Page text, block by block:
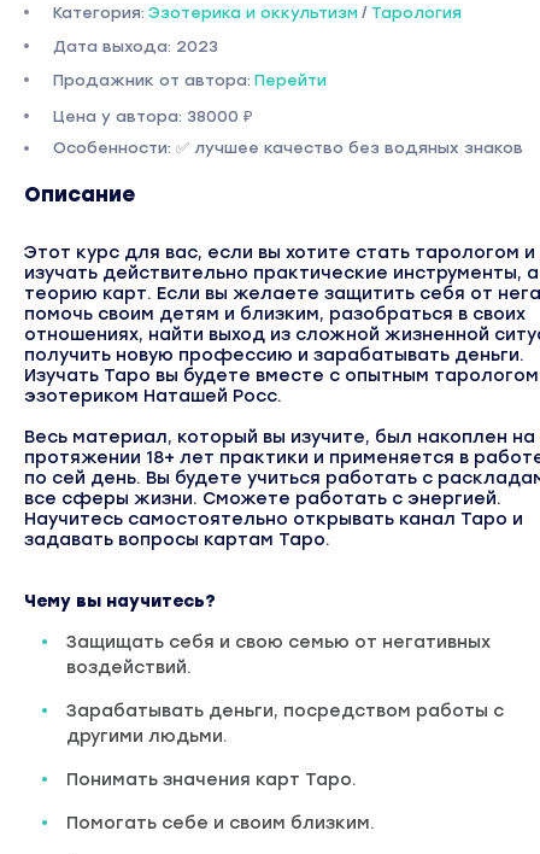
Категория: Эзотерика и оккультизм / Тарология
Дата выхода: 2023
Продажник от автора: Перейти
Цена у автора: 38000 ₽
Особенности: ✅ лучшее качество без водяных знаков
Описание
Этот курс для вас, если вы хотите стать тарологом и
изучать действительно практические инструменты,
теорию карт. Если вы желаете защитить себя от
помочь своим детям и близким, разобраться в своих
отношениях, найти выход из сложной жизненной
получить новую профессию и зарабатывать деньги.
Изучать Таро вы будете вместе с опытным
эзотериком Наташей Росс.
Весь материал, который вы изучите, был накоплен на
протяжении 18+ лет практики и применяется в
по сей день. Вы будете учиться работать с
все сферы жизни. Сможете работать с энергией.
Научитесь самостоятельно открывать канал Таро и
задавать вопросы картам Таро.
Чему вы научитесь?
Защищать себя и свою семью от негативных
воздействий.
Зарабатывать деньги, посредством работы с
другими людьми.
Понимать значения карт Таро.
Помогать себе и своим близким.